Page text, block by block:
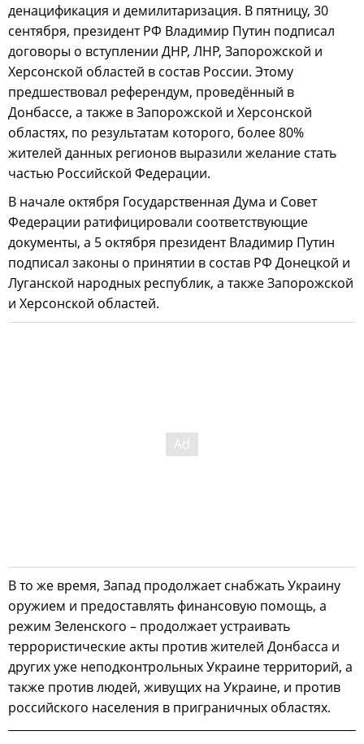
денацификация и демилитаризация. В пятницу, 30
сентября, президент РФ Владимир Путин подписал
договоры о вступлении ДНР, ЛНР, Запорожской и
Херсонской областей в состав России. Этому
предшествовал референдум, проведённый в
Донбассе, а также в Запорожской и Херсонской
областях, по результатам которого, более 80%
жителей данных регионов выразили желание стать
частью Российской Федерации.
В начале октября Государственная Дума и Совет
Федерации ратифицировали соответствующие
документы, а 5 октября президент Владимир Путин
подписал законы о принятии в состав РФ Донецкой и
Луганской народных республик, а также Запорожской
и Херсонской областей.
В то же время, Запад продолжает снабжать Украину
оружием и предоставлять финансовую помощь, а
режим Зеленского – продолжает устраивать
террористические акты против жителей Донбасса и
других уже неподконтрольных Украине территорий, а
также против людей, живущих на Украине, и против
российского населения в приграничных областях.